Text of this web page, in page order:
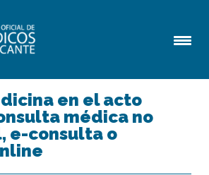
en el acto
médica no
e-consulta o